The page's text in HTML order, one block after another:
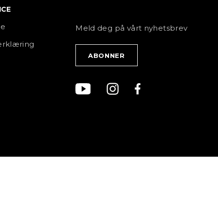
Meld deg på vårt nyhetsbrev